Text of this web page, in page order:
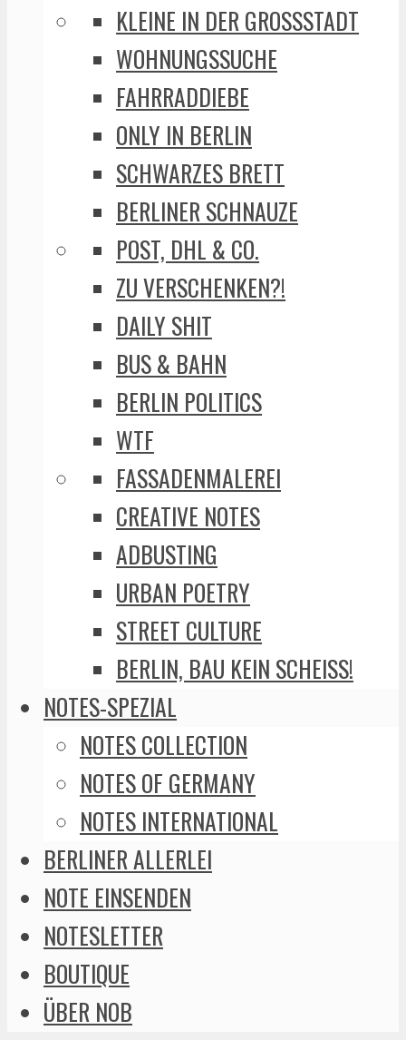
KLEINE IN DER GROSSSTADT
WOHNUNGSSUCHE
FAHRRADDIEBE
ONLY IN BERLIN
SCHWARZES BRETT
BERLINER SCHNAUZE
POST, DHL & CO.
ZU VERSCHENKEN?!
DAILY SHIT
BUS & BAHN
BERLIN POLITICS
WTF
FASSADENMALEREI
CREATIVE NOTES
ADBUSTING
URBAN POETRY
STREET CULTURE
BERLIN, BAU KEIN SCHEISS!
NOTES-SPEZIAL
NOTES COLLECTION
NOTES OF GERMANY
NOTES INTERNATIONAL
BERLINER ALLERLEI
NOTE EINSENDEN
NOTESLETTER
BOUTIQUE
ÜBER NOB